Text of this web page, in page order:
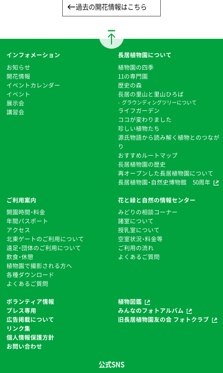
過去の開花情報はこちら
インフォメーション
お知らせ
開花情報
イベントカレンダー
イベント
展示会
講習会
長居植物園について
植物園の四季
11の専門園
歴史の森
⻑居の里山と里山ひろば
グラウンディングツリーについて
ライフガーデン
ココが変わりました
珍しい植物たち
源氏物語から読み解く植物とのつなが
り
おすすめルートマップ
⻑居植物園の歴史
再オープンした長居植物園について
長居植物園・自然史博物館 50周年
ご利用案内
開園時間・料金
年間パスポート
アクセス
北東ゲートのご利用について
遠足・団体のご利用について
飲食・休憩
植物園で撮影される方へ
各種ダウンロード
よくあるご質問
花と緑と自然の情報センター
みどりの相談コーナー
諸室について
授乳室について
空室状況・料金等
ご利用の流れ
よくあるご質問
ボランティア情報
プレス専用
広告掲載について
リンク集
個人情報保護方針
お問い合わせ
植物図鑑
みんなのフォトアルバム
旧長居植物園友の会 フォトクラブ
公式SNS